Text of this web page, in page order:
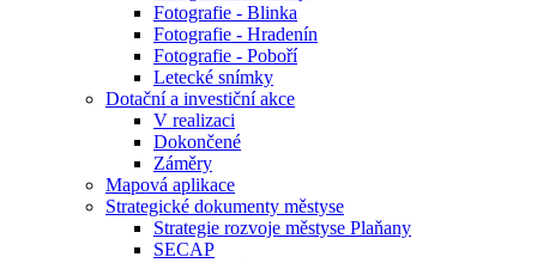
Fotografie - Blinka
Fotografie - Hradenín
Fotografie - Poboří
Letecké snímky
Dotační a investiční akce
V realizaci
Dokončené
Záměry
Mapová aplikace
Strategické dokumenty městyse
Strategie rozvoje městyse Plaňany
SECAP